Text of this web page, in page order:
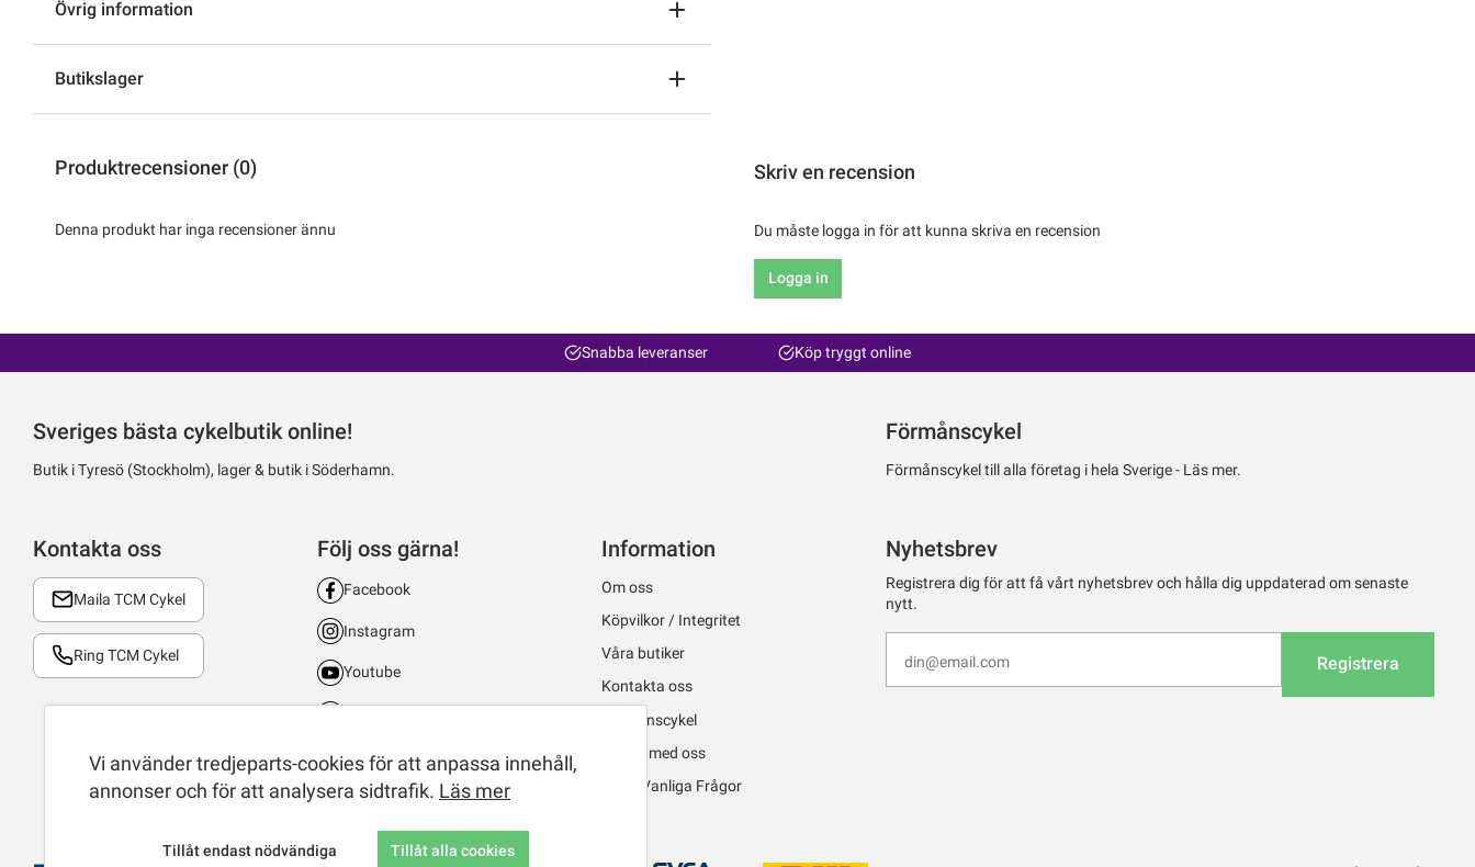
Övrig information
Butikslager
Produktrecensioner (0)
Denna produkt har inga recensioner ännu
Skriv en recension
Du måste logga in för att kunna skriva en recension
Logga in
Snabba leveranser Köp tryggt online
Sveriges bästa cykelbutik online!
Butik i Tyresö (Stockholm), lager & butik i Söderhamn.
Förmånscykel
Förmånscykel till alla företag i hela Sverige - Läs mer.
Kontakta oss
Maila TCM Cykel
Ring TCM Cykel
Följ oss gärna!
Facebook
Instagram
Youtube
TikTok
Information
Om oss
Köpvilkor / Integritet
Våra butiker
Kontakta oss
Förmånscykel
Jobba med oss
FAQ - Vanliga Frågor
Nyhetsbrev
Registrera dig för att få vårt nyhetsbrev och hålla dig uppdaterad om senaste
nytt.
Registrera
Vi använder tredjeparts-cookies för att anpassa innehåll,
annonser och för att analysera sidtrafik. Läs mer
Tillåt endast nödvändiga Tillåt alla cookies